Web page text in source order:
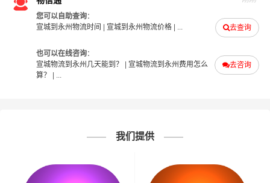
力，能够有效应对物流运输中的各种风险和问题，保障客
户的利益和安全；
位的物流服务，包括货物装卸、运输、仓储、配送等环
节，确保客户的物流需求得到满足。
去查询
您可以自助查询：
宣城到永州物流时间
宣城到永州物流价格| ...
去咨询
也可以在线咨询：
宣城物流到永州几天能到？
宣城物流到永州费用怎么
算？
| ...
我们提供